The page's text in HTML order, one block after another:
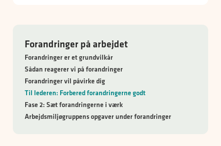
Forandringer på arbejdet
Forandringer er et grundvilkår
Sådan reagerer vi på forandringer
Forandringer vil påvirke dig
Til lederen: Forbered forandringerne godt
Fase 2: Sæt forandringerne i værk
Arbejdsmiljøgruppens opgaver under forandringer